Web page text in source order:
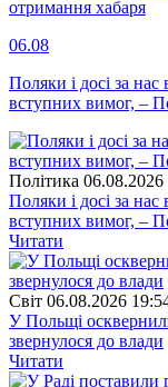
отримання хабаря
06.08
Поляки і досі за
вступних вимог, –
Полiтика 06.08.2026
Поляки і досі за
вступних вимог, –
Читати
Свiт 06.08.2026
У Польщі
звернулося до влади
Читати